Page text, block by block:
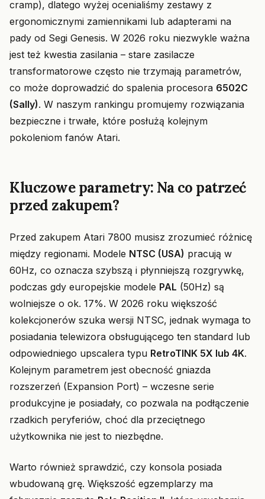
cramp), dlatego wyżej ocenialiśmy zestawy z
ergonomicznymi zamiennikami lub adapterami na
pady od Segi Genesis. W 2026 roku niezwykle ważna
jest też kwestia zasilania – stare zasilacze
transformatorowe często nie trzymają parametrów,
co może doprowadzić do spalenia procesora 6502C
(Sally). W naszym rankingu promujemy rozwiązania
bezpieczne i trwałe, które posłużą kolejnym
pokoleniom fanów Atari.
Kluczowe parametry: Na co patrzeć
przed zakupem?
Przed zakupem Atari 7800 musisz zrozumieć różnicę
między regionami. Modele NTSC (USA) pracują w
60Hz, co oznacza szybszą i płynniejszą rozgrywkę,
podczas gdy europejskie modele PAL (50Hz) są
wolniejsze o ok. 17%. W 2026 roku większość
kolekcjonerów szuka wersji NTSC, jednak wymaga to
posiadania telewizora obsługującego ten standard lub
odpowiedniego upscalera typu RetroTINK 5X lub 4K.
Kolejnym parametrem jest obecność gniazda
rozszerzeń (Expansion Port) – wczesne serie
produkcyjne je posiadały, co pozwala na podłączenie
rzadkich peryferiów, choć dla przeciętnego
użytkownika nie jest to niezbędne.
Warto również sprawdzić, czy konsola posiada
wbudowaną grę. Większość egzemplarzy ma